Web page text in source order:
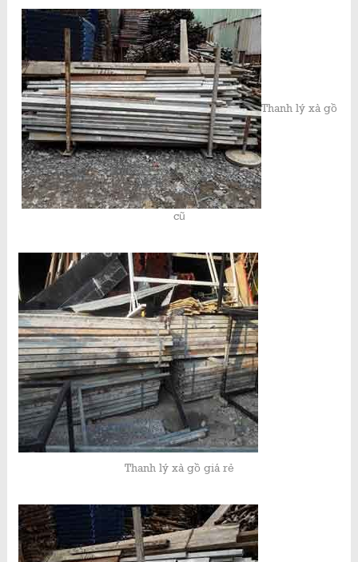
Thanh lý xà gồ
cũ
Thanh lý xà gồ giá rẻ